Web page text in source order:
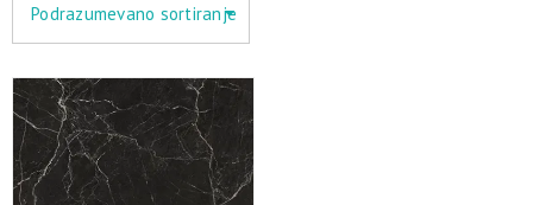
Podrazumevano sortiranje